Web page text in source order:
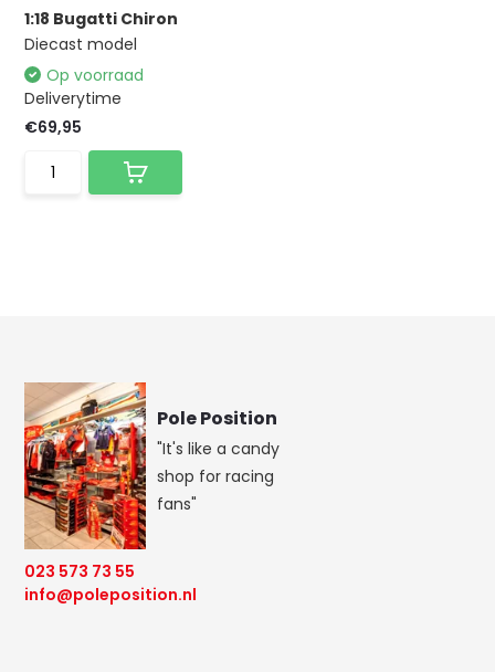
1:18 Bugatti Chiron
Diecast model
Op voorraad
Deliverytime
€69,95
Pole Position
"It's like a candy
shop for racing
fans"
023 573 73 55
info@poleposition.nl